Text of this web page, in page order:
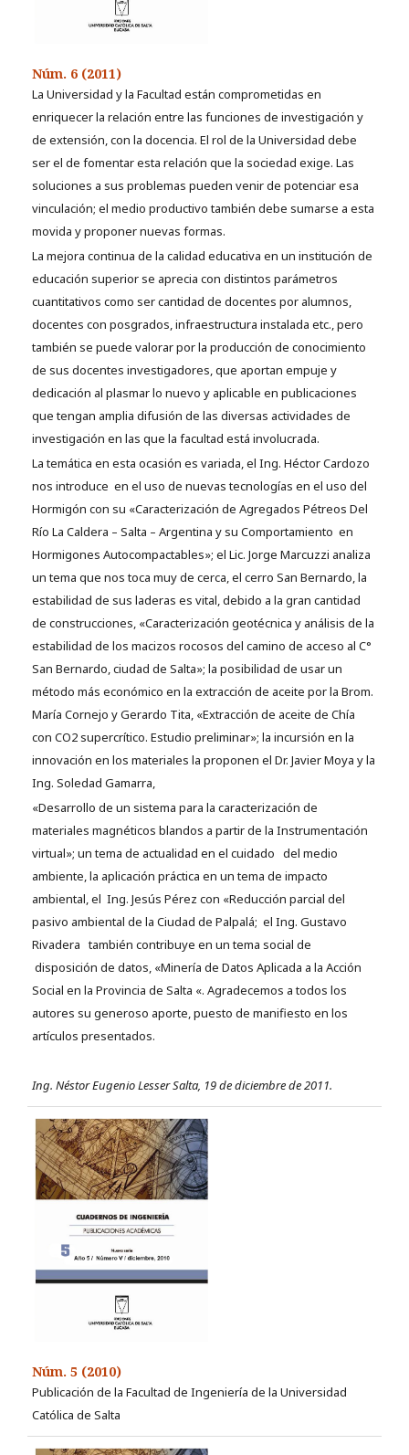
Núm. 6 (2011)
La Universidad y la Facultad están comprometidas en
enriquecer la relación entre las funciones de investigación y
de extensión, con la docencia. El rol de la Universidad debe
ser el de fomentar esta relación que la sociedad exige. Las
soluciones a sus problemas pueden venir de potenciar esa
vinculación; el medio productivo también debe sumarse a esta
movida y proponer nuevas formas.
La mejora continua de la calidad educativa en un institución de
educación superior se aprecia con distintos parámetros
cuantitativos como ser cantidad de docentes por alumnos,
docentes con posgrados, infraestructura instalada etc., pero
también se puede valorar por la producción de conocimiento
de sus docentes investigadores, que aportan empuje y
dedicación al plasmar lo nuevo y aplicable en publicaciones
que tengan amplia difusión de las diversas actividades de
investigación en las que la facultad está involucrada.
La temática en esta ocasión es variada, el Ing. Héctor Cardozo
nos introduce en el uso de nuevas tecnologías en el uso del
Hormigón con su «Caracterización de Agregados Pétreos Del
Río La Caldera – Salta – Argentina y su Comportamiento en
Hormigones Autocompactables»; el Lic. Jorge Marcuzzi analiza
un tema que nos toca muy de cerca, el cerro San Bernardo, la
estabilidad de sus laderas es vital, debido a la gran cantidad
de construcciones, «Caracterización geotécnica y análisis de la
estabilidad de los macizos rocosos del camino de acceso al C°
San Bernardo, ciudad de Salta»; la posibilidad de usar un
método más económico en la extracción de aceite por la Brom.
María Cornejo y Gerardo Tita, «Extracción de aceite de Chía
con CO2 supercrítico. Estudio preliminar»; la incursión en la
innovación en los materiales la proponen el Dr. Javier Moya y la
Ing. Soledad Gamarra,
«Desarrollo de un sistema para la caracterización de
materiales magnéticos blandos a partir de la Instrumentación
virtual»; un tema de actualidad en el cuidado del medio
ambiente, la aplicación práctica en un tema de impacto
ambiental, el Ing. Jesús Pérez con «Reducción parcial del
pasivo ambiental de la Ciudad de Palpalá; el Ing. Gustavo
Rivadera también contribuye en un tema social de
disposición de datos, «Minería de Datos Aplicada a la Acción
Social en la Provincia de Salta «. Agradecemos a todos los
autores su generoso aporte, puesto de manifiesto en los
artículos presentados.
Ing. Néstor Eugenio Lesser Salta, 19 de diciembre de 2011.
Núm. 5 (2010)
Publicación de la Facultad de Ingeniería de la Universidad
Católica de Salta